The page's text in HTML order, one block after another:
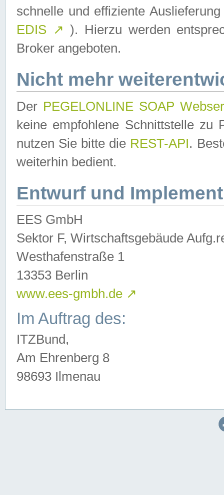
schnelle und effiziente
EDIS ↗ ). Hierzu werden
Broker angeboten.
Nicht mehr
Der PEGELONLINE SOAP
keine empfohlene Schnittstelle zu
nutzen Sie bitte die REST-API.
weiterhin bedient.
Entwurf und
EES GmbH
Sektor F, Wirtschaftsgebäude
Westhafenstraße 1
13353 Berlin
www.ees-gmbh.de ↗
Im Auftrag des:
ITZBund,
Am Ehrenberg 8
98693 Ilmenau